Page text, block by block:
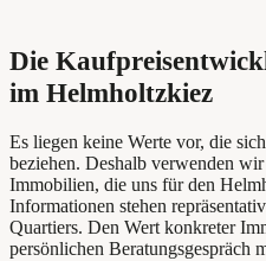
Die
im Helmholtzkiez
Es liegen keine Werte vor, die
beziehen. Deshalb verwenden
Immobilien, die uns für den
Informationen stehen
Quartiers. Den Wert konkreter
persönlichen Beratungsgespräch